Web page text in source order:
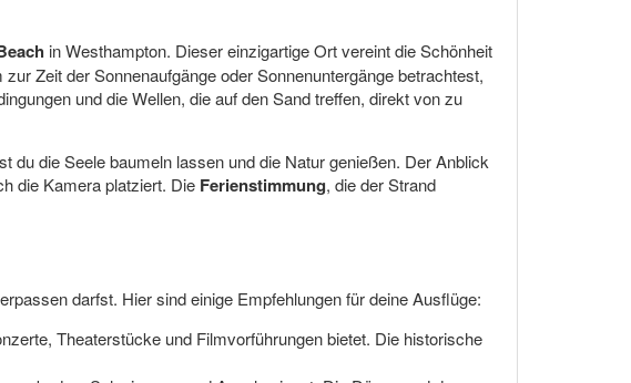
in Westhampton. Dieser einzigartige Ort vereint die Schönheit
Zeit der Sonnenaufgänge oder Sonnenuntergänge betrachtest,
und die Wellen, die auf den Sand treffen, direkt von zu
die Seele baumeln lassen und die Natur genießen. Der Anblick
die Kamera platziert. Die Ferienstimmung, die der Strand
darfst. Hier sind einige Empfehlungen für deine Ausflüge:
Theaterstücke und Filmvorführungen bietet. Die historische